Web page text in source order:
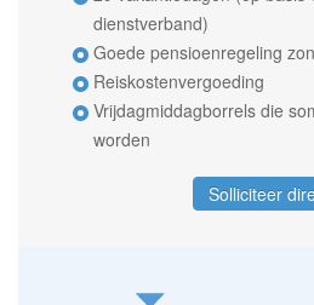
dienstverband)
Goede pensioenregeling
Reiskostenvergoeding
Vrijdagmiddagborrels die
worden
Solliciteer